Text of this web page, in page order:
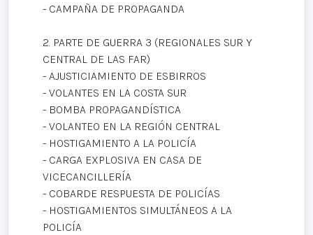
- CAMPAÑA DE PROPAGANDA
2. PARTE DE GUERRA 3 (REGIONALES SUR Y
CENTRAL DE LAS FAR)
- AJUSTICIAMIENTO DE ESBIRROS
- VOLANTES EN LA COSTA SUR
- BOMBA PROPAGANDÍSTICA
- VOLANTEO EN LA REGIÓN CENTRAL
- HOSTIGAMIENTO A LA POLICÍA
- CARGA EXPLOSIVA EN CASA DE
VICECANCILLERÍA
- COBARDE RESPUESTA DE POLICÍAS
- HOSTIGAMIENTOS SIMULTÁNEOS A LA
POLICÍA